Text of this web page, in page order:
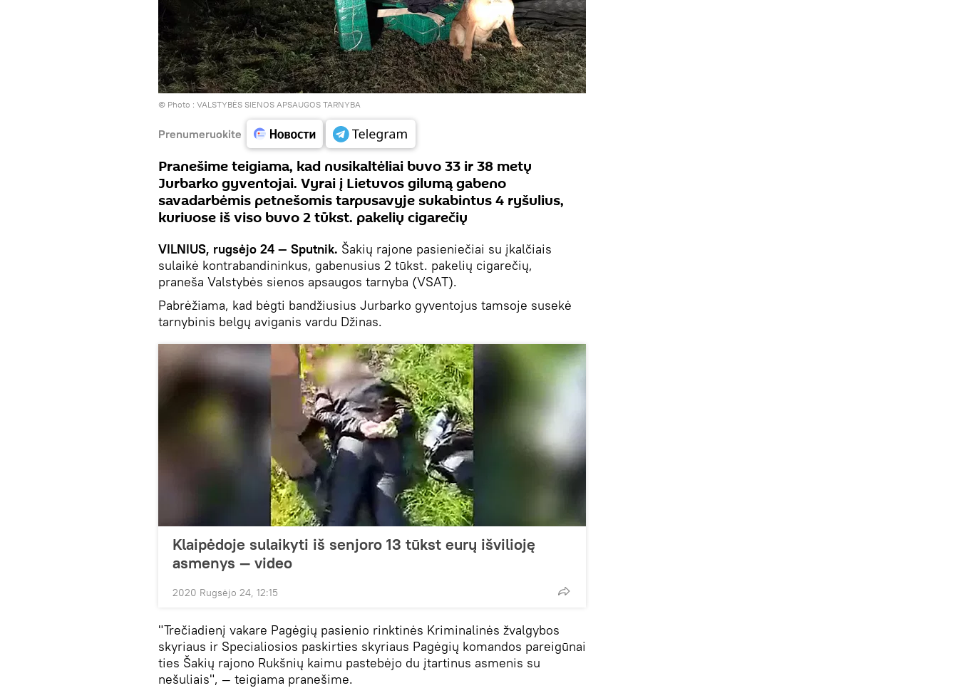
© Photo : VALSTYBĖS SIENOS APSAUGOS TARNYBA
Prenumeruokite
Pranešime teigiama, kad nusikaltėliai buvo 33 ir 38 metų
Jurbarko gyventojai. Vyrai į Lietuvos gilumą gabeno
savadarbėmis petnešomis tarpusavyje sukabintus 4 ryšulius,
kuriuose iš viso buvo 2 tūkst. pakelių cigarečių
VILNIUS, rugsėjo 24 — Sputnik. Šakių rajone pasieniečiai su įkalčiais
sulaikė kontrabandininkus, gabenusius 2 tūkst. pakelių cigarečių,
praneša Valstybės sienos apsaugos tarnyba (VSAT).
Pabrėžiama, kad bėgti bandžiusius Jurbarko gyventojus tamsoje susekė
tarnybinis belgų aviganis vardu Džinas.
Klaipėdoje sulaikyti iš senjoro 13 tūkst eurų išvilioję
asmenys — video
2020 Rugsėjo 24, 12:15
"Trečiadienį vakare Pagėgių pasienio rinktinės Kriminalinės žvalgybos
skyriaus ir Specialiosios paskirties skyriaus Pagėgių komandos pareigūnai
ties Šakių rajono Rukšnių kaimu pastebėjo du įtartinus asmenis su
nešuliais", — teigiama pranešime.